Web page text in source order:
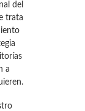
del
trata
a